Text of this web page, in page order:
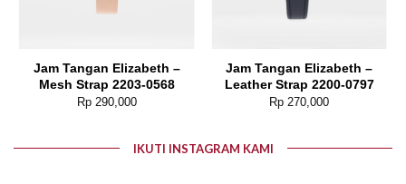
Jam Tangan Elizabeth –
Mesh Strap 2203-0568
Rp290,000
Jam Tangan Elizabeth –
Leather Strap 2200-0797
Rp 270,000
IKUTI INSTAGRAM KAMI